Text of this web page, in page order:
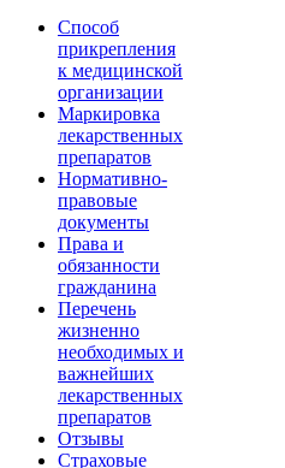
Способ
прикрепления
к медицинской
организации
Маркировка
лекарственных
препаратов
Нормативно-
правовые
документы
Права и
обязанности
гражданина
Перечень
жизненно
необходимых и
важнейших
лекарственных
препаратов
Отзывы
Страховые